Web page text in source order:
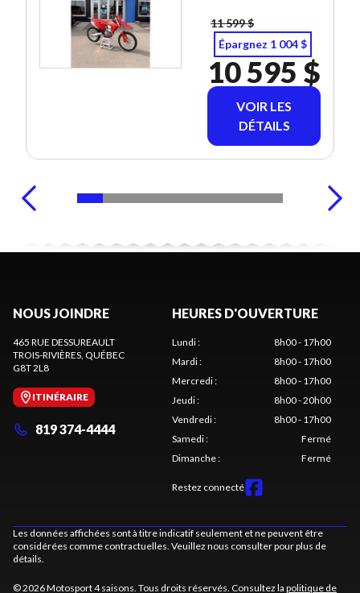
11 599 $
Épargnez 1 004 $
10 595 $
VOIR LES
DÉTAILS
NOUS JOINDRE
465 RUE DESSUREAULT
TROIS-RIVIÈRES , QUÉBEC
G8T 2L8
ITINÉRAIRE
819 374-4444
HEURES D'OUVERTURE
Lundi:
8h00 - 17h00
Mardi:
8h00 - 17h00
Mercredi:
8h00 - 17h00
Jeudi:
8h00 - 20h00
Vendredi:
8h00 - 17h00
Samedi:
Fermé
Dimanche: Fermé
Restez connecté
Les données affichées sont à titre indicatif seulement et ne peuvent être
considérées comme contractuelles. Veuillez nous consulter pour plus de
détails.
© 2026 Motosport 4 saisons. Tous droits réservés. Consultez la politique de